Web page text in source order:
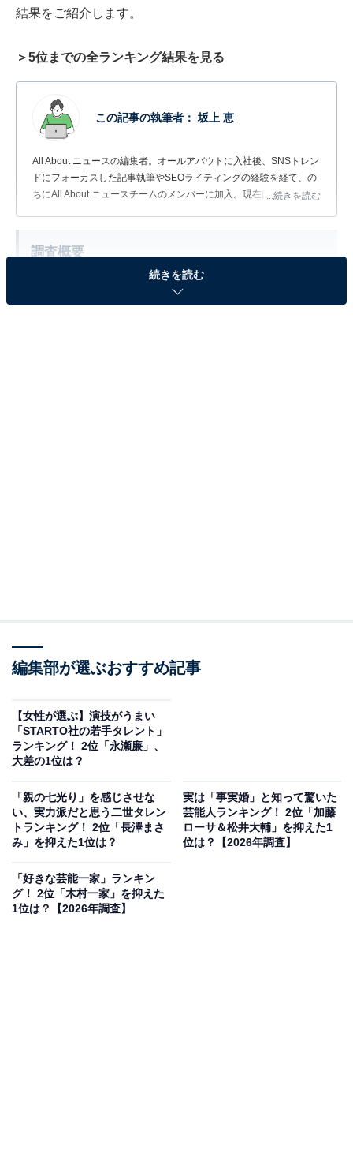
結果をご紹介します。
＞5位までの全ランキング結果を見る
この記事の執筆者： 坂上 恵
All About ニュースの編集者。オールアバウトに入社後、SNSトレン
ドにフォーカスした記事執筆やSEOライティングの経験を経て、の
ちにAll About ニュースチームのメンバーに加入。現在は旅行・カル
...続きを読む
調査概要
調査期間：2026年6月18〜19日
調査方法：インターネット調査
View this post on Instagram
続きを読む
編集部が選ぶおすすめ記事
【女性が選ぶ】演技がうまい
「STARTO社の若手タレント」
ランキング！ 2位「永瀬廉」、
大差の1位は？
「親の七光り」を感じさせな
い、実力派だと思う二世タレン
トランキング！ 2位「長澤まさ
み」を抑えた1位は？
実は「事実婚」と知って驚いた
芸能人ランキング！ 2位「加藤
ローサ＆松井大輔」を抑えた1
位は？【2026年調査】
「好きな芸能一家」ランキン
グ！ 2位「木村一家」を抑えた
1位は？【2026年調査】